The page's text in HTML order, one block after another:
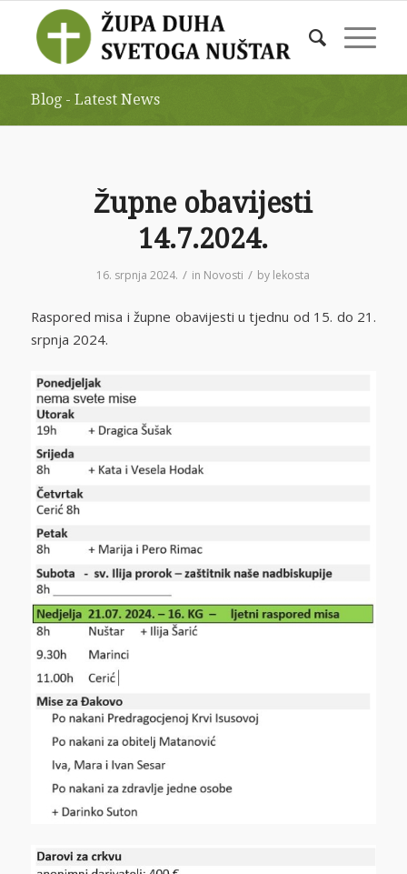
Blog - Latest News
Župne obavijesti
14.7.2024.
16. srpnja 2024. / in Novosti / by lekosta
Raspored misa i župne obavijesti u tjednu od 15. do 21.
srpnja 2024.